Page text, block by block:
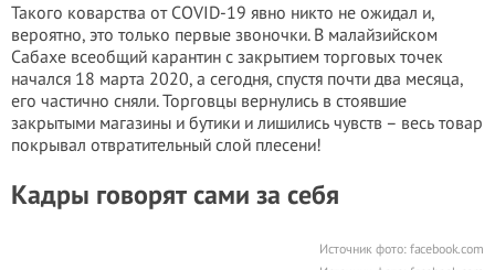
Такого коварства от COVID-19 явно никто не ожидал и,
вероятно, это только первые звоночки. В малайзийском
Сабахе всеобщий карантин с закрытием торговых точек
начался 18 марта 2020, а сегодня, спустя почти два месяца,
его частично сняли. Торговцы вернулись в стоявшие
закрытыми магазины и бутики и лишились чувств – весь товар
покрывал отвратительный слой плесени!
Кадры говорят сами за себя
Источник фото: facebook.com